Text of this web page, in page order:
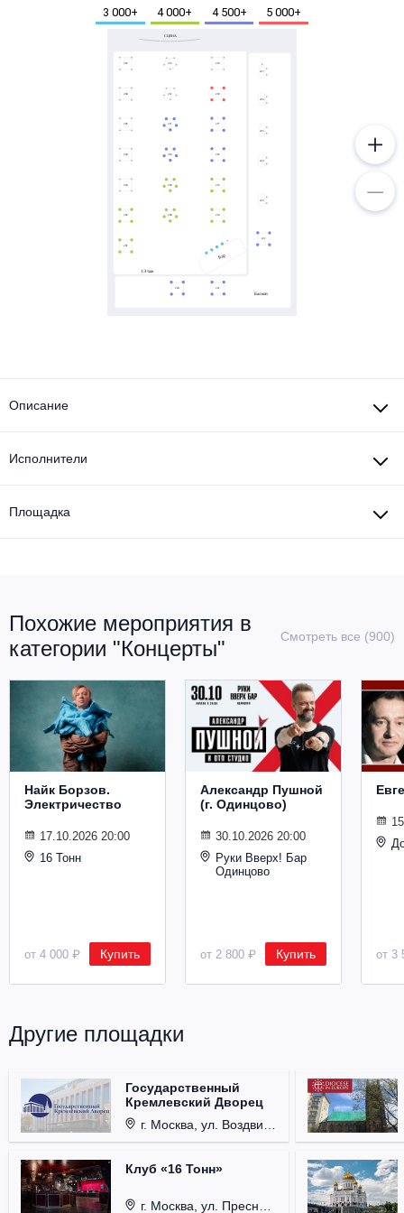
Описание
Исполнители
Площадка
Похожие мероприятия в
категории "Концерты"
Смотреть все (900)
Найк Борзов.
Электричество
17.10.2026 20:00
16 Тонн
от 4 000 ₽ Купить
Александр Пушной
(г. Одинцово)
30.10.2026 20:00
Руки Вверх! Бар
Одинцово
от 2 800 ₽ Купить от 3
Другие площадки
Государственный
Кремлевский Дворец
г. Москва, ул. Воздвиженка, д. 1, Кремль.
Клуб «16 Тонн»
г. Москва, ул. Пресненский Вал, д. 6, стр. 1.